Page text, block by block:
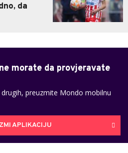
da
morate da provjeravate
preuzmite Mondo mobilnu
APLIKACIJU